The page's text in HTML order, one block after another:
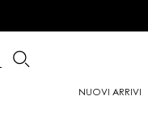
NUOVI ARRIVI